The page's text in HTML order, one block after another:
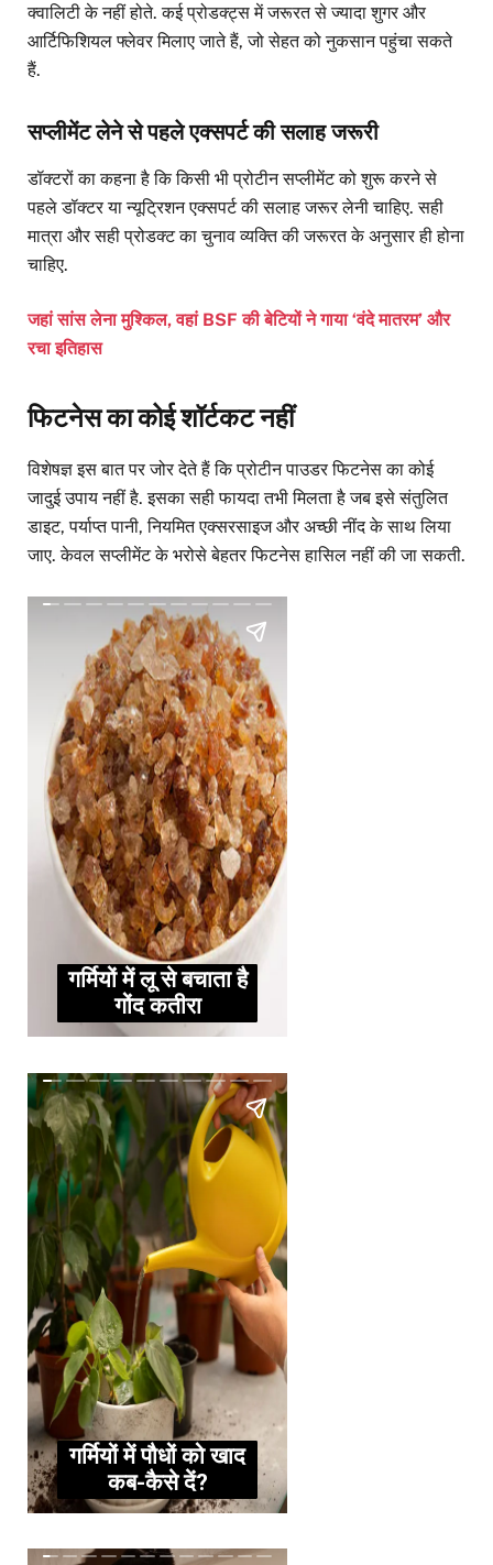
क्वालिटी के नहीं होते. कई प्रोडक्ट्स में जरूरत से ज्यादा शुगर और
आर्टिफिशियल फ्लेवर मिलाए जाते हैं, जो सेहत को नुकसान पहुंचा सकते
हैं.
सप्लीमेंट लेने से पहले एक्सपर्ट की सलाह जरूरी
डॉक्टरों का कहना है कि किसी भी प्रोटीन सप्लीमेंट को शुरू करने से
पहले डॉक्टर या न्यूट्रिशन एक्सपर्ट की सलाह जरूर लेनी चाहिए. सही
मात्रा और सही प्रोडक्ट का चुनाव व्यक्ति की जरूरत के अनुसार ही होना
चाहिए.
जहां सांस लेना मुश्किल, वहां BSF की बेटियों ने गाया ‘वंदे मातरम’ और
रचा इतिहास
फिटनेस का कोई शॉर्टकट नहीं
विशेषज्ञ इस बात पर जोर देते हैं कि प्रोटीन पाउडर फिटनेस का कोई
जादुई उपाय नहीं है. इसका सही फायदा तभी मिलता है जब इसे संतुलित
डाइट, पर्याप्त पानी, नियमित एक्सरसाइज और अच्छी नींद के साथ लिया
जाए. केवल सप्लीमेंट के भरोसे बेहतर फिटनेस हासिल नहीं की जा सकती.